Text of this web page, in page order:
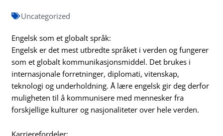
Uncategorized
Engelsk som et globalt språk:
Engelsk er det mest utbredte språket i verden og fungerer
som et globalt kommunikasjonsmiddel. Det brukes i
internasjonale forretninger, diplomati, vitenskap,
teknologi og underholdning. Å lære engelsk gir deg derfor
muligheten til å kommunisere med mennesker fra
forskjellige kulturer og nasjonaliteter over hele verden.